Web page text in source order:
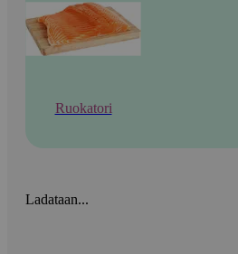
Ruokatori
Ladataan...